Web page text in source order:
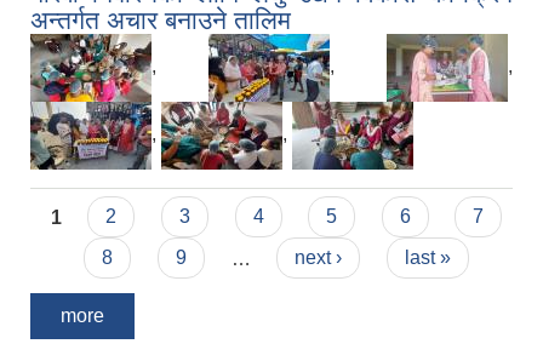
अन्तर्गत अचार बनाउने तालिम
, , ,
, ,
Pages
1 2 3 4 5 6
7
8
9 next › last »
more